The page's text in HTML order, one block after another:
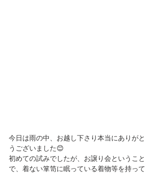
今日は雨の中、お越し下さり本当にありがと
うございました😊
初めての試みでしたが、お譲り会ということ
で、着ない箪笥に眠っている着物等を持って